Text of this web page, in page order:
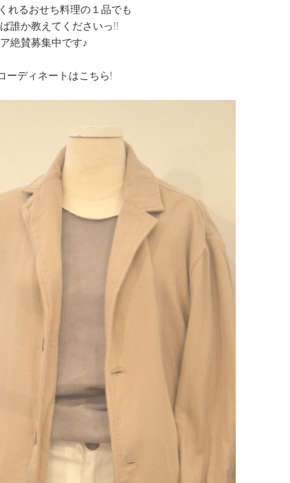
れるおせち料理の１品でも
誰か教えてくださいっ!!
絶賛募集中です♪
ーディネートはこちら!